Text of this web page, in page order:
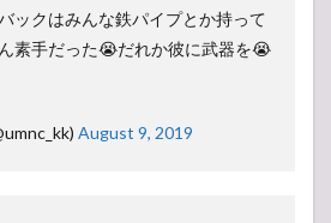
ックはみんな鉄パイプとか持って
素手だった😭だれか彼に武器を😭
August 9, 2019